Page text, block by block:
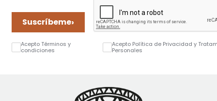
Suscríbeme›
Acepto Términos y
condiciones
Acepto Política de Privacidad y
Personales